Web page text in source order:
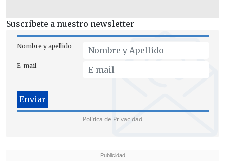
Suscríbete a nuestro newsletter
Nombre y apellido
E-mail
Política de Privacidad